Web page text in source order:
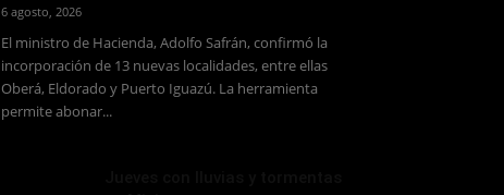
6 agosto, 2026
El ministro de Hacienda, Adolfo Safrán, confirmó la
incorporación de 13 nuevas localidades, entre ellas
Oberá, Eldorado y Puerto Iguazú. La herramienta
permite abonar...